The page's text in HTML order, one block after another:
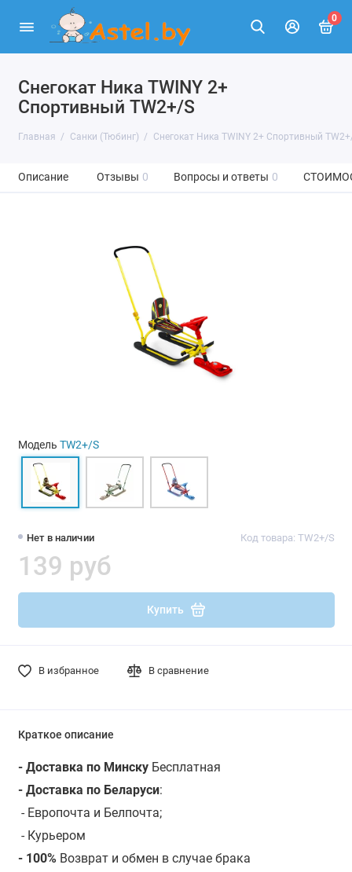
0
Снегокат Ника TWINY 2+
Спортивный TW2+/S
Главная Санки (Тюбинг) Снегокат Ника TWINY 2+ Спортивный
Описание Отзывы 0 Вопросы и ответы 0
Нет в наличии Код товара: TW2+/S
139 руб
Купить
В избранное В сравнение
Модель TW2+/S
Краткое описание
- Доставка по МинскуБесплатная
- Доставка по Беларуси:
- Европочта и Белпочта;
- Курьером
- 100% Возврат и обмен в случае брака